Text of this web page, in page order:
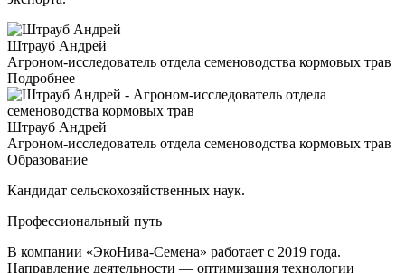
Штрауб Андрей
Агроном-исследователь отдела семеноводства кормовых трав
Подробнее
Штрауб Андрей
Агроном-исследователь отдела семеноводства кормовых трав
Образование
Кандидат сельскохозяйственных наук.
Профессиональный путь
В компании «ЭкоНива-Семена» работает с 2019 года.
Направление деятельности — оптимизация технологии